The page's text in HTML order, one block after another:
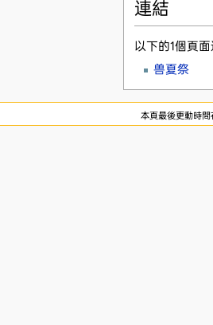
連結
以下的1個頁
兽夏祭
本頁最後更動時間